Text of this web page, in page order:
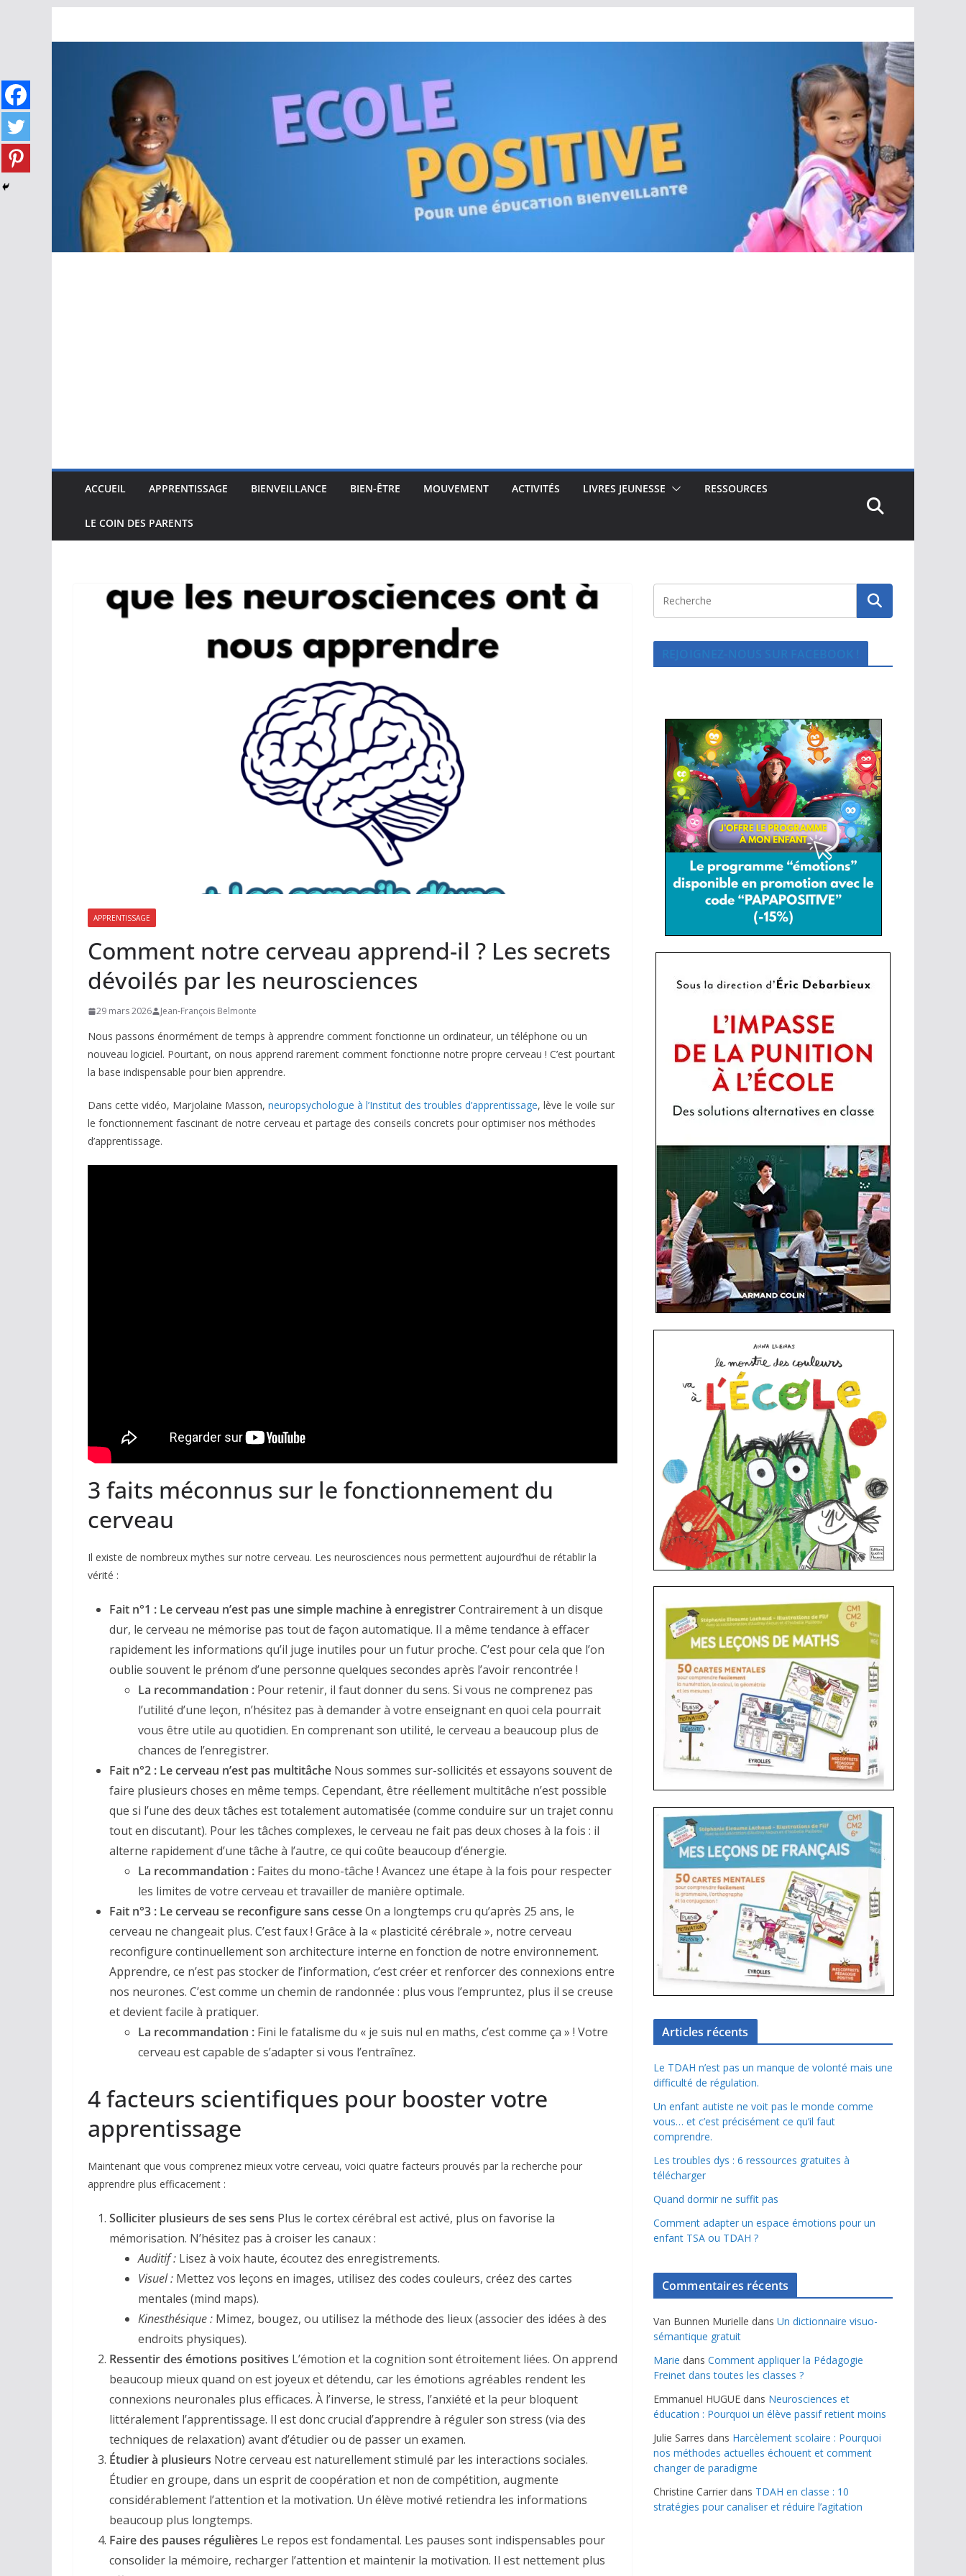
ACCUEIL APPRENTISSAGE BIENVEILLANCE BIEN-ÊTRE MOUVEMENT ACTIVITÉS LIVRES JEUNESSE RESSOURCES
LE COIN DES PARENTS
APPRENTISSAGE
Comment notre cerveau apprend-il ? Les secrets
dévoilés par les neurosciences
29 mars 2026 Jean-François Belmonte
Nous passons énormément de temps à apprendre comment fonctionne un ordinateur, un téléphone ou un
nouveau logiciel. Pourtant, on nous apprend rarement comment fonctionne notre propre cerveau ! C’est pourtant
la base indispensable pour bien apprendre.
Dans cette vidéo, Marjolaine Masson, neuropsychologue à l’Institut des troubles d’apprentissage, lève le voile sur
le fonctionnement fascinant de notre cerveau et partage des conseils concrets pour optimiser nos méthodes
d’apprentissage.
3 faits méconnus sur le fonctionnement du
cerveau
Il existe de nombreux mythes sur notre cerveau. Les neurosciences nous permettent aujourd’hui de rétablir la
vérité :
Fait n°1 : Le cerveau n’est pas une simple machine à enregistrerContrairement à un disque
dur, le cerveau ne mémorise pas tout de façon automatique. Il a même tendance à effacer
rapidement les informations qu’il juge inutiles pour un futur proche. C’est pour cela que l’on
oublie souvent le prénom d’une personne quelques secondes après l’avoir rencontrée !
La recommandation : Pour retenir, il faut donner du sens. Si vous ne comprenez pas
l’utilité d’une leçon, n’hésitez pas à demander à votre enseignant en quoi cela pourrait
vous être utile au quotidien. En comprenant son utilité, le cerveau a beaucoup plus de
chances de l’enregistrer.
Fait n°2 : Le cerveau n’est pas multitâche Nous sommes sur-sollicités et essayons souvent de
faire plusieurs choses en même temps. Cependant, être réellement multitâche n’est possible
que si l’une des deux tâches est totalement automatisée (comme conduire sur un trajet connu
tout en discutant). Pour les tâches complexes, le cerveau ne fait pas deux choses à la fois : il
alterne rapidement d’une tâche à l’autre, ce qui coûte beaucoup d’énergie.
La recommandation : Faites du mono-tâche ! Avancez une étape à la fois pour respecter
les limites de votre cerveau et travailler de manière optimale.
Fait n°3 : Le cerveau se reconfigure sans cesseOn a longtemps cru qu’après 25 ans, le
cerveau ne changeait plus. C’est faux ! Grâce à la « plasticité cérébrale », notre cerveau
reconfigure continuellement son architecture interne en fonction de notre environnement.
Apprendre, ce n’est pas stocker de l’information, c’est créer et renforcer des connexions entre
nos neurones. C’est comme un chemin de randonnée : plus vous l’empruntez, plus il se creuse
et devient facile à pratiquer.
La recommandation : Fini le fatalisme du « je suis nul en maths, c’est comme ça » ! Votre
cerveau est capable de s’adapter si vous l’entraînez.
4 facteurs scientifiques pour booster votre
apprentissage
Maintenant que vous comprenez mieux votre cerveau, voici quatre facteurs prouvés par la recherche pour
apprendre plus efficacement :
Solliciter plusieurs de ses sens Plus le cortex cérébral est activé, plus on favorise la
mémorisation. N’hésitez pas à croiser les canaux :
Auditif : Lisez à voix haute, écoutez des enregistrements.
Visuel : Mettez vos leçons en images, utilisez des codes couleurs, créez des cartes
mentales (mind maps).
Kinesthésique : Mimez, bougez, ou utilisez la méthode des lieux (associer des idées à des
endroits physiques).
Ressentir des émotions positives L’émotion et la cognition sont étroitement liées. On apprend
beaucoup mieux quand on est joyeux et détendu, car les émotions agréables rendent les
connexions neuronales plus efficaces. À l’inverse, le stress, l’anxiété et la peur bloquent
littéralement l’apprentissage. Il est donc crucial d’apprendre à réguler son stress (via des
techniques de relaxation) avant d’étudier ou de passer un examen.
Étudier à plusieurs Notre cerveau est naturellement stimulé par les interactions sociales.
Étudier en groupe, dans un esprit de coopération et non de compétition, augmente
considérablement l’attention et la motivation. Un élève motivé retiendra les informations
beaucoup plus longtemps.
Faire des pauses régulières Le repos est fondamental. Les pauses sont indispensables pour
consolider la mémoire, recharger l’attention et maintenir la motivation. Il est nettement plus
REJOIGNEZ-NOUS SUR FACEBOOK !
Articles récents
Le TDAH n’est pas un manque de volonté mais une
difficulté de régulation.
Un enfant autiste ne voit pas le monde comme
vous… et c’est précisément ce qu’il faut
comprendre.
Les troubles dys : 6 ressources gratuites à
télécharger
Quand dormir ne suffit pas
Comment adapter un espace émotions pour un
enfant TSA ou TDAH ?
Commentaires récents
Van Bunnen Murielle dans Un dictionnaire visuo-
sémantique gratuit
Marie dans Comment appliquer la Pédagogie
Freinet dans toutes les classes ?
Emmanuel HUGUE dans Neurosciences et
éducation : Pourquoi un élève passif retient moins
Julie Sarres dans Harcèlement scolaire : Pourquoi
nos méthodes actuelles échouent et comment
changer de paradigme
Christine Carrier dans TDAH en classe : 10
stratégies pour canaliser et réduire l’agitation